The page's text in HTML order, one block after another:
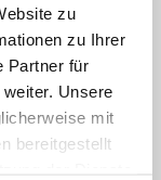
zu
zu Ihrer
Partner für
Unsere
mit
bereitgestellt